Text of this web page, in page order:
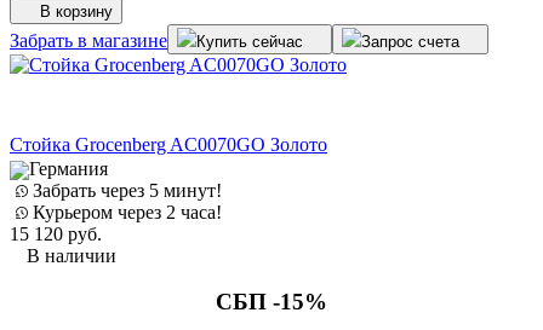
В корзину
Забрать в магазине Купить сейчас Запрос счета
Стойка Grocenberg AC0070GO Золото
Германия
Забрать через 5 минут!
Курьером через 2 часа!
15 120 руб.
В наличии
СБП -15%